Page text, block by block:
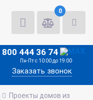
0
800 444 36 74
Пн-Пт с 10:00 до 19:00
Заказать звонок
Проекты домов из